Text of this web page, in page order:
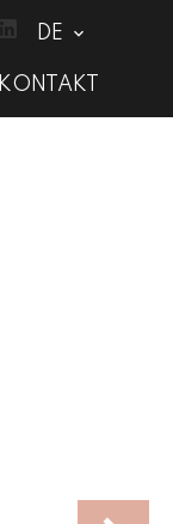
DE
KONTAKT